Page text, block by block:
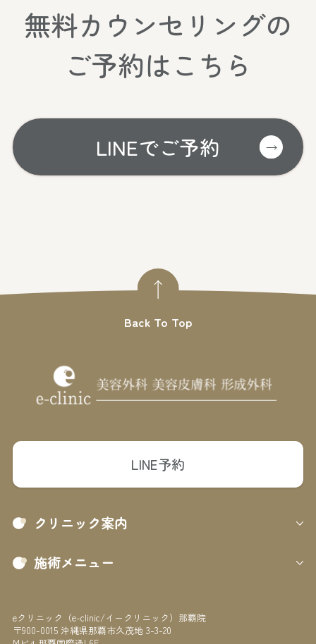
無料カウンセリングの
ご予約はこちら
LINEでご予約
LINE予約
クリニック案内
施術メニュー
eクリニック（e-clinic/イークリニック）那覇院
〒900-0015 沖縄県那覇市久茂地 3-3-20
Back To Top